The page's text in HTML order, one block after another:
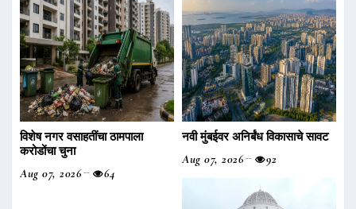
विशेष नगर वसाहतींचा ठामपाला
करोडोंचा चुना
Aug 07, 2026
64
नवी मुंबईवर अनिर्बंध विकासाचे सावट
Aug 07, 2026
92